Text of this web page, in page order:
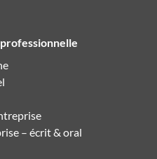
– écrit & oral